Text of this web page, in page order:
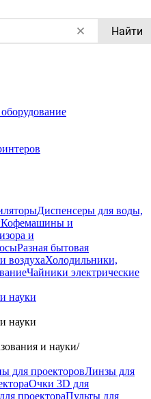
Найти
Диспенсеры для воды,
Кофемашины и
и
Разная бытовая
воздухаХолодильники,
Чайники электрические
науки
науки
и науки/
для проекторовЛинзы для
Очки 3D для
проектораПульты для